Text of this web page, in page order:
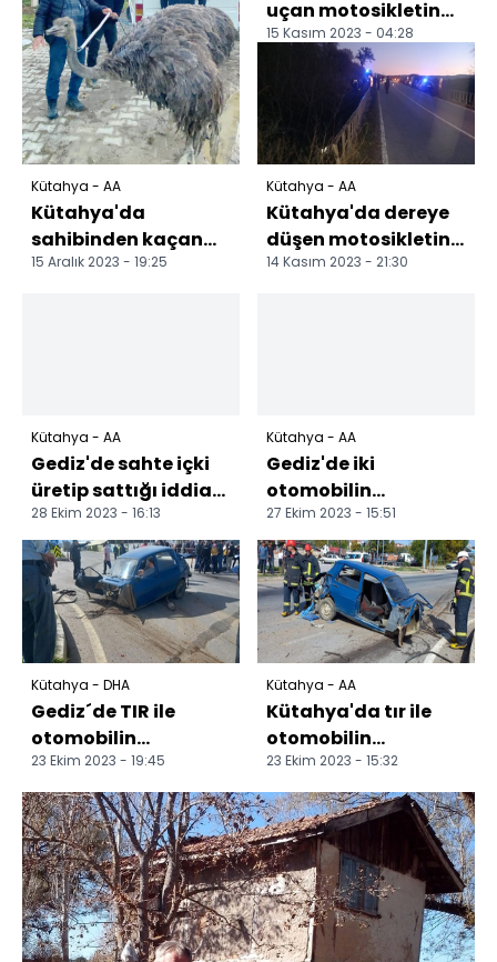
Kütahya - AA
Kütahya'da
sahibinden kaçan
deve kuşu kara
15 Aralık 2023 - 19:25
uçan motosikletin
sürücüsü hayatını
15 Kasım 2023 - 04:28
Kütahya - AA
Kütahya'da dereye
düşen motosikletin
sürücüsü öldü
14 Kasım 2023 - 21:30
Kütahya - AA
Gediz'de sahte içki
üretip sattığı iddia
edilen şüpheli
yakalandı
28 Ekim 2023 - 16:13
Kütahya - AA
Gediz'de iki
otomobilin
çarpıştığı kazada 3
kişi yaralandı
27 Ekim 2023 - 15:51
Kütahya - DHA
Gediz´de TIR ile
otomobilin
kavşakta
çarpışması sonucu 1
kişi öldü, 1 kişi...
23 Ekim 2023 - 19:45
Kütahya - AA
Kütahya'da tır ile
otomobilin
çarpışması sonucu 1
kişi öldü, 1 kişi
yaralan...
23 Ekim 2023 - 15:32